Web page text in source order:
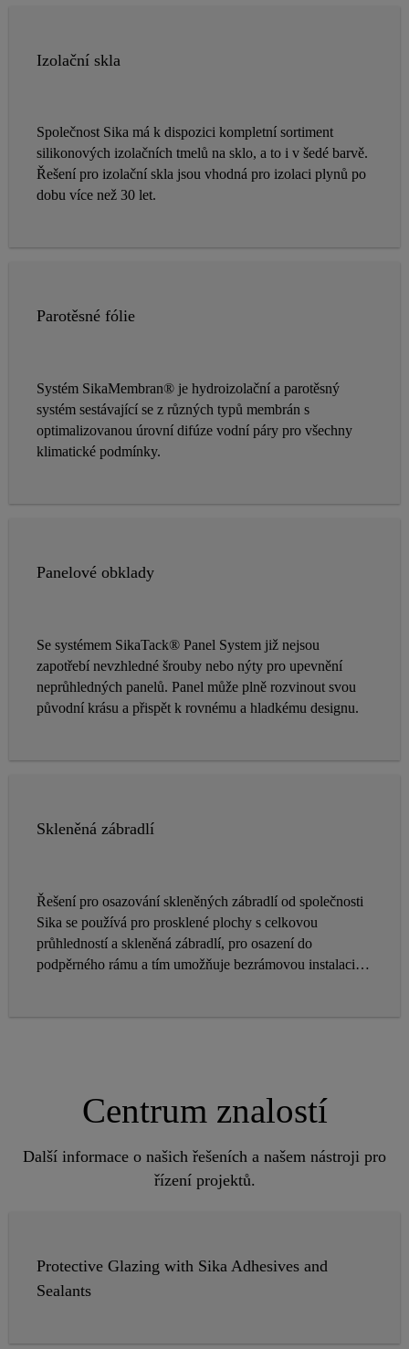
Izolační skla
Společnost Sika má k dispozici kompletní sortiment
silikonových izolačních tmelů na sklo, a to i v šedé barvě.
Řešení pro izolační skla jsou vhodná pro izolaci plynů po
dobu více než 30 let.
Parotěsné fólie
Systém SikaMembran® je hydroizolační a parotěsný
systém sestávající se z různých typů membrán s
optimalizovanou úrovní difúze vodní páry pro všechny
klimatické podmínky.
Panelové obklady
Se systémem SikaTack® Panel System již nejsou
zapotřebí nevzhledné šrouby nebo nýty pro upevnění
neprůhledných panelů. Panel může plně rozvinout svou
původní krásu a přispět k rovnému a hladkému designu.
Skleněná zábradlí
Řešení pro osazování skleněných zábradlí od společnosti
Sika se používá pro prosklené plochy s celkovou
průhledností a skleněná zábradlí, pro osazení do
podpěrného rámu a tím umožňuje bezrámovou instalaci
Centrum znalostí
Další informace o našich řešeních a našem nástroji pro
řízení projektů.
Protective Glazing with Sika Adhesives and
Sealants